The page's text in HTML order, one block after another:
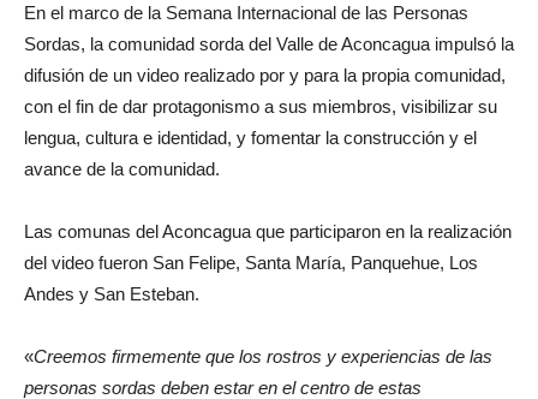
En el marco de la Semana Internacional de las Personas
Sordas, la comunidad sorda del Valle de Aconcagua impulsó la
difusión de un video realizado por y para la propia comunidad,
con el fin de dar protagonismo a sus miembros, visibilizar su
lengua, cultura e identidad, y fomentar la construcción y el
avance de la comunidad.
Las comunas del Aconcagua que participaron en la realización
del video fueron San Felipe, Santa María, Panquehue, Los
Andes y San Esteban.
«Creemos firmemente que los rostros y experiencias de las
personas sordas deben estar en el centro de estas